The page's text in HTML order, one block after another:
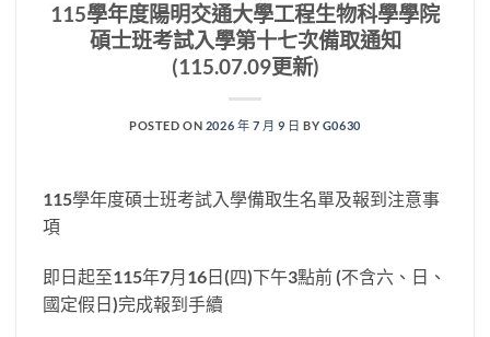
115學年度陽明交通大學工程生物科學學院
碩士班考試入學第十七次備取通知
(115.07.09更新)
POSTED ON 2026 年 7 月 9 日 BY G0630
115學年度碩士班考試入學備取生名單及報到注意事
項
即日起至115年7月16日(四)下午3點前 (不含六、日、
國定假日)完成報到手續